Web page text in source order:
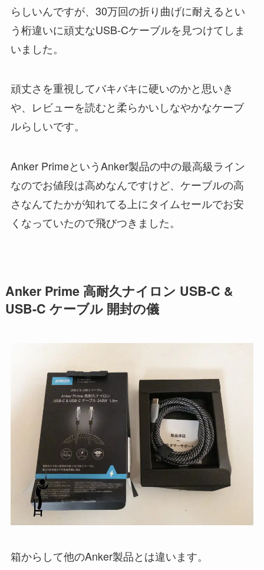
らしいんですが、30万回の折り曲げに耐えるとい
う桁違いに頑丈なUSB-Cケーブルを見つけてしま
いました。
頑丈さを重視してバキバキに硬いのかと思いき
や、レビューを読むと柔らかいしなやかなケーブ
ルらしいです。
Anker PrimeというAnker製品の中の最高級ライン
なのでお値段は高めなんですけど、ケーブルの高
さなんてたかが知れてる上にタイムセールでお安
くなっていたので飛びつきました。
Anker Prime 高耐久ナイロン USB-C &
USB-C ケーブル 開封の儀
箱からして他のAnker製品とは違います。